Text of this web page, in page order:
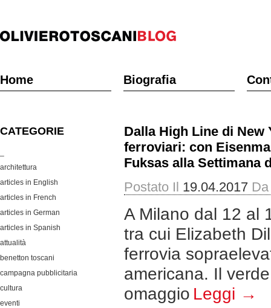
Home Biografia
CATEGORIE
architettura
articles in English
articles in French
articles in German
articles in Spanish
attualità
benetton toscani
campagna pubblicitaria
cultura
eventi
Dalla High Line di New
ferroviari: con
Fuksas alla Settimana
Postato Il 19.04.2017 Da
A Milano dal 12 al
tra cui Elizabeth
ferrovia
americana. Il
omaggio Leggi →